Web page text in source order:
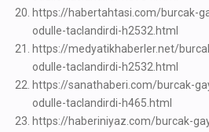
https://habertahtasi.com/burcak-
odulle-taclandirdi-h2532.html
https://medyatikhaberler.net/
odulle-taclandirdi-h2532.html
https://sanathaberi.com/burcak-
odulle-taclandirdi-h465.html
https://haberiniyaz.com/burcak-